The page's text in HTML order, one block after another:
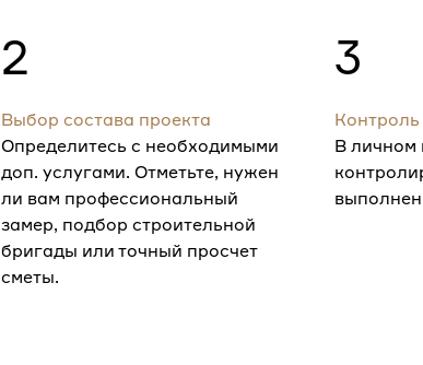
2
Выбор состава проекта
Определитесь с необходимыми
доп. услугами. Отметьте, нужен
ли вам профессиональный
замер, подбор строительной
бригады или точный просчет
сметы.
3
В личном